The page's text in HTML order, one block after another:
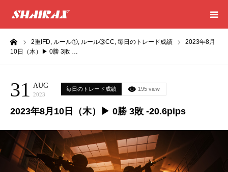
2重IFD, ルール①, ルール③CC, 毎日のトレード成績
2023年8月
10日（木）▶ 0勝 3敗 …
31 AUG
2023
毎日のトレード成績 195 view
2023年8月10日（木）▶ 0勝 3敗 -20.6pips
HOME
CONSULTING
EXCEL SHEET